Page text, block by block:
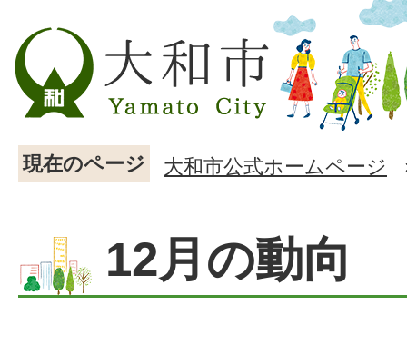
現在のページ 大和市公式ホームページ
12月の動向